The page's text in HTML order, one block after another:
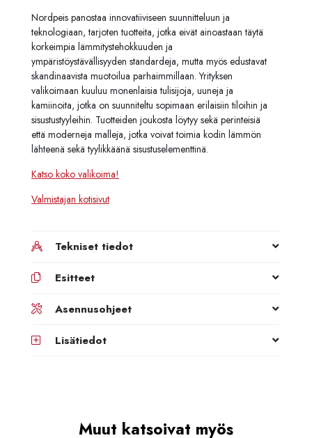
Nordpeis panostaa innovatiiviseen suunnitteluun ja
teknologiaan, tarjoten tuotteita, jotka eivät ainoastaan täytä
korkeimpia lämmitystehokkuuden ja
ympäristöystävällisyyden standardeja, mutta myös edustavat
skandinaavista muotoilua parhaimmillaan. Yrityksen
valikoimaan kuuluu monenlaisia tulisijoja, uuneja ja
kamiinoita, jotka on suunniteltu sopimaan erilaisiin tiloihin ja
sisustustyyleihin. Tuotteiden joukosta löytyy sekä perinteisiä
että moderneja malleja, jotka voivat toimia kodin lämmön
lähteenä sekä tyylikkäänä sisustuselementtinä.
Katso koko valikoima!
Valmistajan kotisivut
Tekniset tiedot
Esitteet
Asennusohjeet
Lisätiedot
Muut katsoivat myös